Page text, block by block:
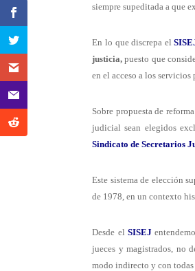
siempre supeditada a que
En lo que discrepa el
justicia, puesto que
en el acceso a los servicios
Sobre propuesta de
judicial sean elegidos
Sindicato de Secretarios
Este sistema de elección
de 1978, en un contexto
Desde el SISEJ
jueces y magistrados, no
modo indirecto y con todas